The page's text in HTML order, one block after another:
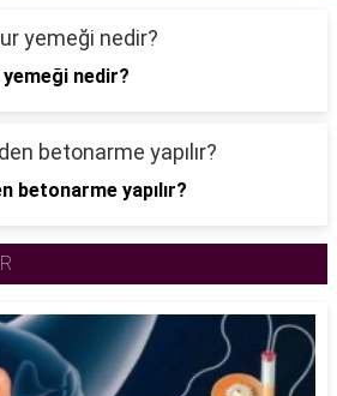
nedir?
betonarme yapılır?